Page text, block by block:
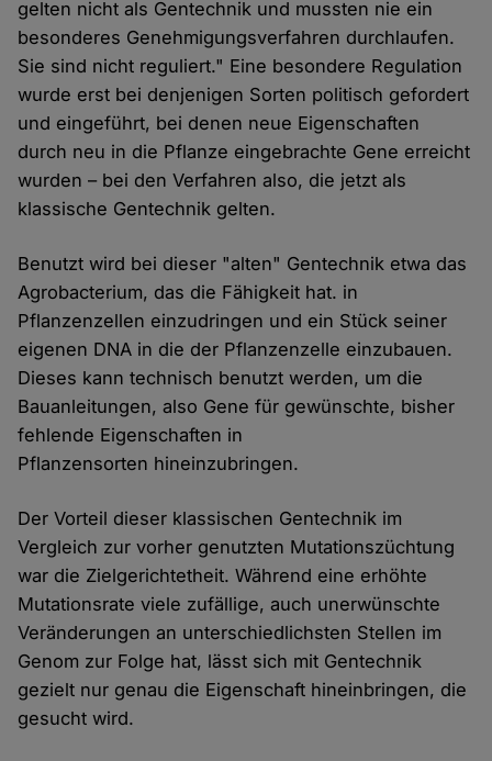
gelten nicht als Gentechnik und mussten nie ein
besonderes Genehmigungsverfahren durchlaufen.
Sie sind nicht reguliert." Eine besondere Regulation
wurde erst bei denjenigen Sorten politisch gefordert
und eingeführt, bei denen neue Eigenschaften
durch neu in die Pflanze eingebrachte Gene erreicht
wurden – bei den Verfahren also, die jetzt als
klassische Gentechnik gelten.
Benutzt wird bei dieser "alten" Gentechnik etwa das
Agrobacterium, das die Fähigkeit hat. in
Pflanzenzellen einzudringen und ein Stück seiner
eigenen DNA in die der Pflanzenzelle einzubauen.
Dieses kann technisch benutzt werden, um die
Bauanleitungen, also Gene für gewünschte, bisher
fehlende Eigenschaften in
Pflanzensorten hineinzubringen.
Der Vorteil dieser klassischen Gentechnik im
Vergleich zur vorher genutzten Mutationszüchtung
war die Zielgerichtetheit. Während eine erhöhte
Mutationsrate viele zufällige, auch unerwünschte
Veränderungen an unterschiedlichsten Stellen im
Genom zur Folge hat, lässt sich mit Gentechnik
gezielt nur genau die Eigenschaft hineinbringen, die
gesucht wird.